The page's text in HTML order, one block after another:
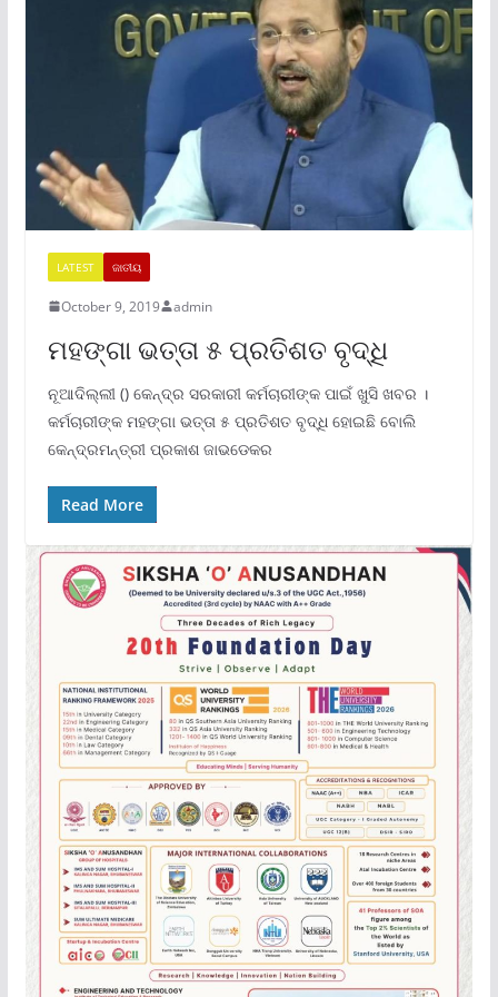
LATEST ଜାତୀୟ
October 9, 2019 admin
ମହଙ୍ଗା ଭତ୍ତା ୫ ପ୍ରତିଶତ ବୃଦ୍ଧି
ନୂଆଦିଲ୍ଲୀ () କେନ୍ଦ୍ର ସରକାରୀ କର୍ମଚାରୀଙ୍କ ପାଇଁ ଖୁସି ଖବର ।
କର୍ମଚାରୀଙ୍କ ମହଙ୍ଗା ଭତ୍ତା ୫ ପ୍ରତିଶତ ବୃଦ୍ଧି ହୋଇଛି ବୋଲି
କେନ୍ଦ୍ରମନ୍ତ୍ରୀ ପ୍ରକାଶ ଜାଭଡେକର
Read More